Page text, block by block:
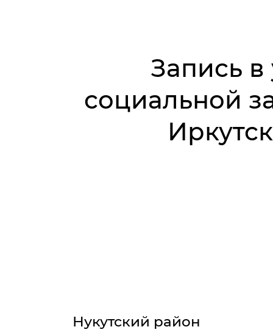
Запись
социальной
Нукутский район